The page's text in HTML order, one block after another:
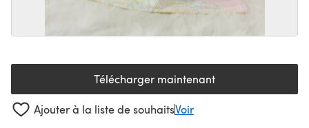
Télécharger maintenant(s'ouvre dans un nouvel
Ajouter à la liste de souhaitsVoir